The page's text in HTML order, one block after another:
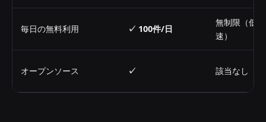
毎日の無料利用 ✓ 100件/日
無制限（低
速）
オープンソース ✓ 該当なし